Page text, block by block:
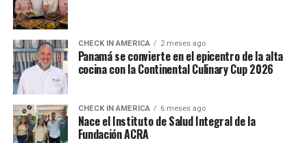
CHECK IN AMERICA 2 meses ago
Panamá se convierte en el epicentro de la alta
cocina con la Continental Culinary Cup 2026
CHECK IN AMERICA 6 meses ago
Nace el Instituto de Salud Integral de la
Fundación ACRA